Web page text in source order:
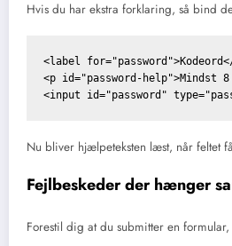
Hvis du har ekstra forklaring, så bind
<label
<p id="password-help">Mindst
Nu bliver hjælpeteksten læst, når feltet
Fejlbeskeder der hænger
Forestil dig at du submitter en